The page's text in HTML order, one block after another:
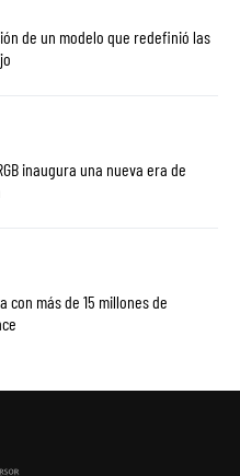
de un modelo que redefinió las
inaugura una nueva era de
con más de 15 millones de